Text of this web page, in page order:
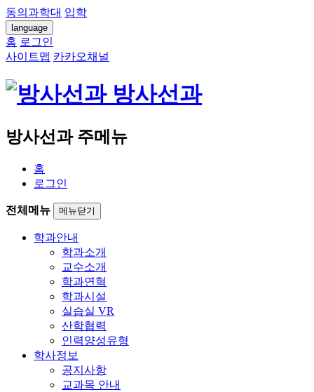
동의과학대 입학
language
홈 로그인
사이트맵 카카오채널
방사선과
방사선과 주메뉴
홈
로그인
전체메뉴 메뉴닫기
학과안내
학과소개
교수소개
학과연혁
학과시설
실습실 VR
산학협력
인력양성유형
학사정보
공지사항
교과목 안내